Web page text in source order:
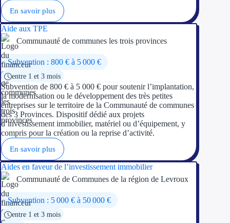
FAQ
Nos partenaires
Contactez-nous
En savoir plus
Aide aux TPE
Communauté de communes les trois provinces
Subvention : 800 € à 5 000 €
entre 1 et 3 mois
Subvention de 800 € à 5 000 € pour soutenir l’implantation,
la modernisation ou le développement des très petites
entreprises sur le territoire de la Communauté de communes
des 3 Provinces. Dispositif dédié aux projets
d’investissement immobilier, matériel ou d’équipement, y
compris pour la création ou la reprise d’activité.
En savoir plus
Aides en faveur de l’investissement immobilier
Communauté de Communes de la région de Levroux
Subvention : 5 000 € à 50 000 €
entre 1 et 3 mois